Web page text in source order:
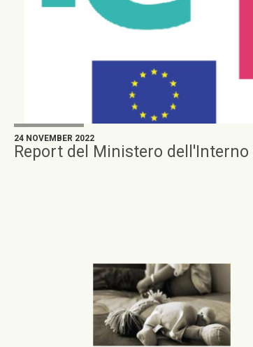
24 NOVEMBER 2022
Report del Ministero